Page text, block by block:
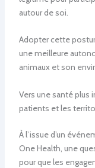
autour de soi.
Adopter cette
une meilleure
animaux et son
Vers une santé plus
patients et les
À l’issue d’un
One Health, une
pour que les